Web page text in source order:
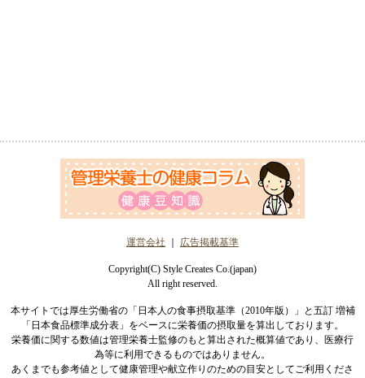
運営会社 広告掲載基準
Copyright(C) Style Creates Co.(japan)
All right reserved.
本サイトでは厚生労働省の「日本人の食事摂取基準（2010年版）」と五訂 増補
「日本食品標準成分表」をベースに栄養価の摂取量を算出しております。
栄養価に関する数値は管理栄養士監修のもと算出された概算値であり、医療行
為等に利用できるものではありません。
あくまでも参考値として健康管理や献立作りのための目安としてご利用くださ